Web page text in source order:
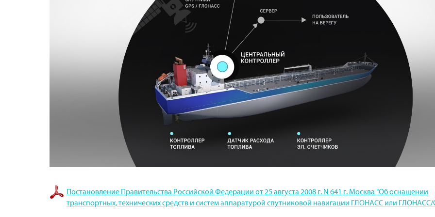
Постановление Правительства Российской Федерации от 25 августа 2008 г. N 641 г. Москва "Об оснащении
транспортных, технических средств и систем аппаратурой спутниковой навигации ГЛОНАСС или ГЛОНАСС/